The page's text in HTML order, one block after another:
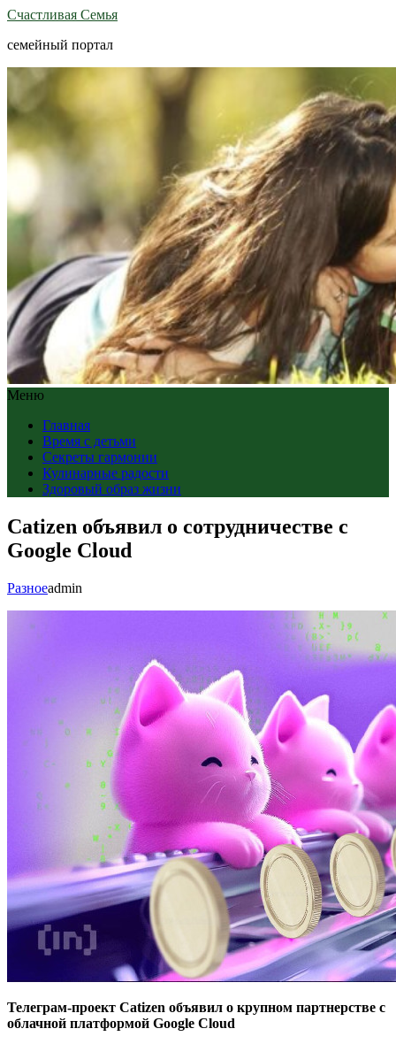
Счастливая Семья
семейный портал
Меню
Главная
Время с детьми
Секреты гармонии
Кулинарные радости
Здоровый образ жизни
Catizen объявил о сотрудничестве с
Google Cloud
Разноеadmin
Телеграм-проект Catizen объявил о крупном партнерстве с
облачной платформой Google Cloud